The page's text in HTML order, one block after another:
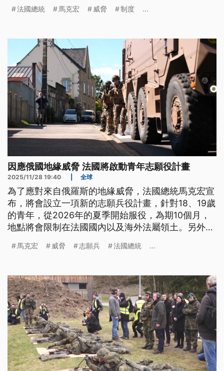
取代目前的「男性強制做兵制度」。（新聞標題、導
法國總統 馬克宏 威脅 制度 ...
因應俄國地緣威脅 法國將啟動青年志願役計畫
2025/11/28 19:40 全球
為了應對來自俄羅斯的地緣威脅，法國總統馬克宏宣
布，將會設立一項新的志願兵役計畫，針對18、19歲
的青年，從2026年的夏季開始服役，為期10個月，
地點將會限制在法國國內以及海外法屬領土。另外，
「全民服役制」，來取代現行的「男性強制兵役
馬克宏 威脅 志願兵 法國總統 ...